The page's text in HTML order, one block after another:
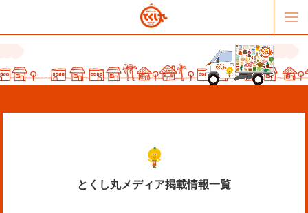
とくし丸メディア掲載情報一覧